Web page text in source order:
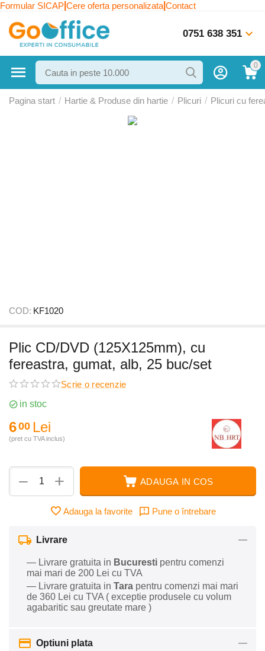
Formular SICAP Cere oferta personalizata Contact
0751 638 351
0
Pagina start / Hartie & Produse din hartie / Plicuri / Plicuri cu
COD: KF1020
Plic CD/DVD (125X125mm), cu
fereastra, gumat, alb, 25 buc/set
Scrie o recenzie
in stoc
600 Lei
(pret cu TVA inclus)
+
− ADAUGA IN COS
Adauga la favorite Pune o întrebare
Livrare
— Livrare gratuita in Bucuresti pentru comenzi
mai mari de 200 Lei cu TVA
— Livrare gratuita in Tara pentru comenzi mai mari
de 360 Lei cu TVA ( exceptie produsele cu volum
agabaritic sau greutate mare )
Optiuni plata